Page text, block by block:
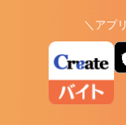
＼アプ